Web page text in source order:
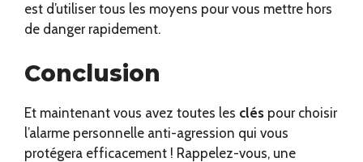
est d’utiliser tous les moyens pour vous mettre hors
de danger rapidement.
Conclusion
Et maintenant vous avez toutes les clés pour choisir
l’alarme personnelle anti-agression qui vous
protégera efficacement ! Rappelez-vous, une